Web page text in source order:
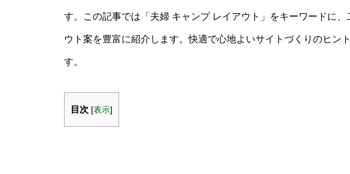
す。この記事では「夫婦 キャンプ レイアウト」をキーワードに
ウト案を豊富に紹介します。快適で心地よいサイトづくりのヒン
す。
目次 [表示]